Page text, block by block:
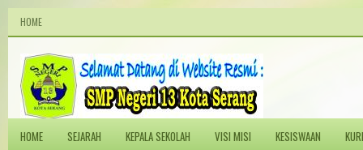
HOME
HOME SEJARAH KEPALA SEKOLAH VISI MISI KESISWAAN